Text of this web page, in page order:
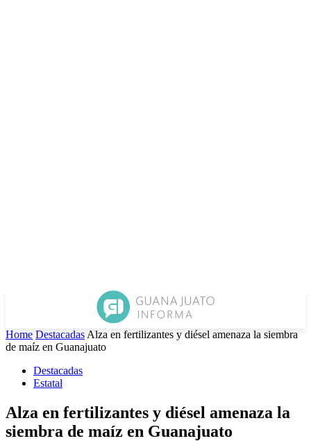
Home Destacadas Alza en fertilizantes y diésel amenaza la siembra
de maíz en Guanajuato
Destacadas
Estatal
Alza en fertilizantes y diésel amenaza la
siembra de maíz en Guanajuato